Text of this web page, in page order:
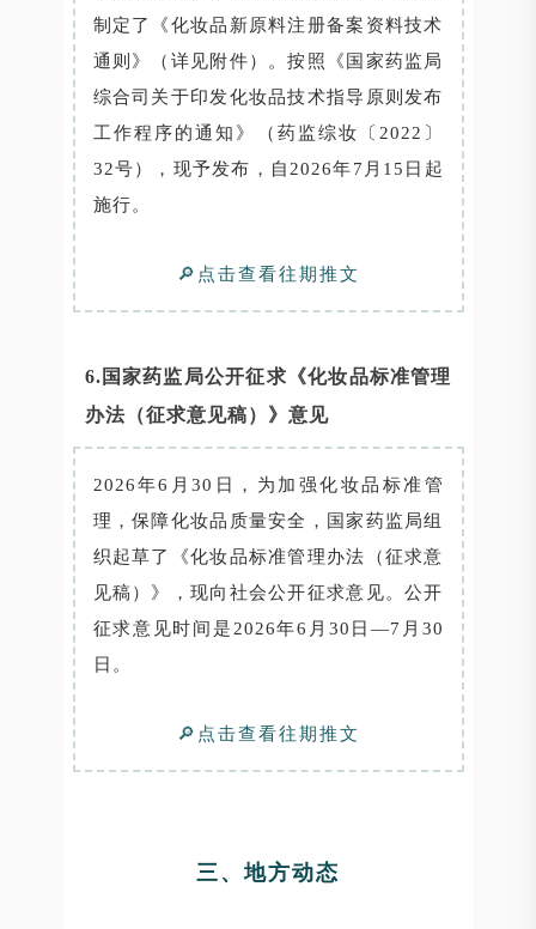
制定了《化妆品新原料注册备案资料技术
通则》（详见附件）。按照《国家药监局
综合司关于印发化妆品技术指导原则发布
工作程序的通知》（药监综妆〔2022〕
32号），现予发布，自2026年7月15日起
施行。
🔎点击查看往期推文
6.国家药监局公开征求《化妆品标准管理
办法（征求意见稿）》意见
2026年6月30日，为加强化妆品标准管
理，保障化妆品质量安全，国家药监局组
织起草了《化妆品标准管理办法（征求意
见稿）》，现向社会公开征求意见。公开
征求意见时间是2026年6月30日—7月30
日。
🔎点击查看往期推文
三、地方动态